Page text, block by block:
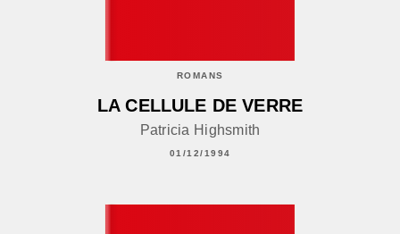
ROMANS
LA CELLULE DE VERRE
Patricia Highsmith
01/12/1994